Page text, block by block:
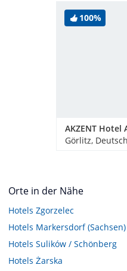
100%
Görlitz,
Orte in der Nähe
Hotels Zgorzelec
Hotels Markersdorf (Sachsen)
Hotels Sulików / Schönberg
Hotels Żarska